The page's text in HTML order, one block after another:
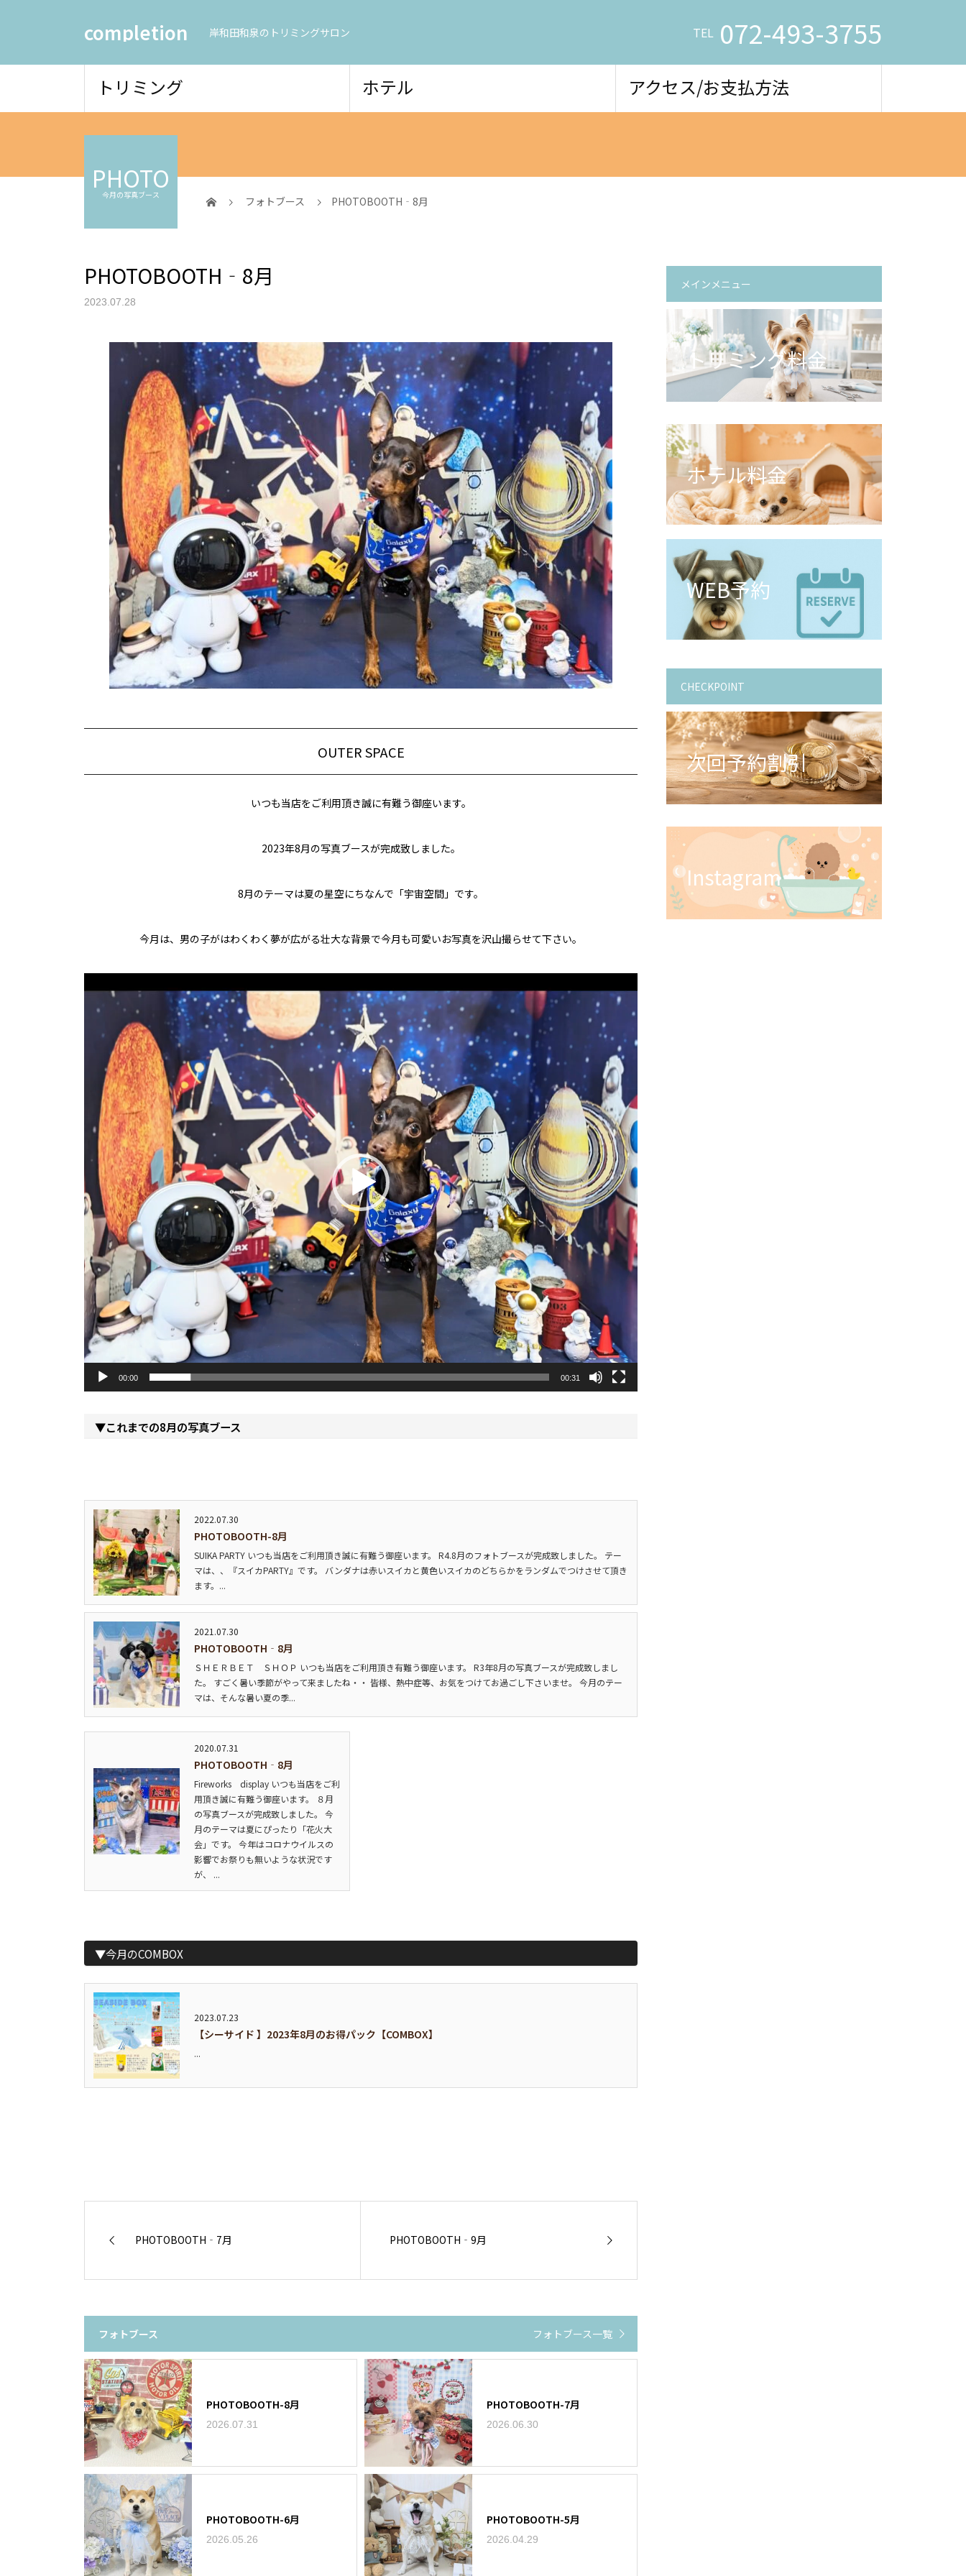
completion 岸和田和泉のトリミングサロン TEL 072-493-3755
トリミング ホテル アクセス/お支払方法
PHOTO
今月の写真ブース フォトブース PHOTOBOOTH‐8月
PHOTOBOOTH‐8月
2023.07.28
OUTER SPACE
いつも当店をご利用頂き誠に有難う御座います。
2023年8月の写真ブースが完成致しました。
8月のテーマは夏の星空にちなんで「宇宙空間」です。
今月は、男の子がはわくわく夢が広がる壮大な背景で今月も可愛いお写真を沢山撮らせて下さい。
動
画
00:00 00:31
▼これまでの8月の写真ブース
2022.07.30
PHOTOBOOTH-8月
SUIKA PARTY いつも当店をご利用頂き誠に有難う御座います。 R4.8月のフォトブースが完成致しました。 テー
マは、、『スイカPARTY』です。 バンダナは赤いスイカと黄色いスイカのどちらかをランダムでつけさせて頂き
ます。...
2021.07.30
PHOTOBOOTH‐8月
ＳＨＥＲＢＥＴ ＳＨＯＰ いつも当店をご利用頂き有難う御座います。 R3年8月の写真ブースが完成致しまし
た。 すごく暑い季節がやって来ましたね・・ 皆様、熱中症等、お気をつけてお過ごし下さいませ。 今月のテー
マは、そんな暑い夏の季...
2020.07.31
PHOTOBOOTH‐8月
Fireworks display いつも当店をご利
用頂き誠に有難う御座います。 ８月
の写真ブースが完成致しました。 今
月のテーマは夏にぴったり「花火大
会」です。 今年はコロナウイルスの
影響でお祭りも無いような状況です
が、 ...
▼今月のCOMBOX
2023.07.23
【シーサイド 】2023年8月のお得パック【COMBOX】
...
PHOTOBOOTH‐7月 PHOTOBOOTH‐9月
フォトブース フォトブース一覧
PHOTOBOOTH-8月
2026.07.31
PHOTOBOOTH-7月
2026.06.30
PHOTOBOOTH-6月
2026.05.26
PHOTOBOOTH-5月
2026.04.29
メインメニュー
トリミング料金
ホテル料金
WEB予約
CHECKPOINT
次回予約割引
Instagram